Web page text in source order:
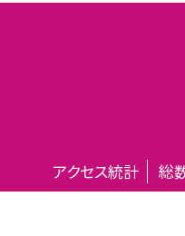
アクセス統計 総